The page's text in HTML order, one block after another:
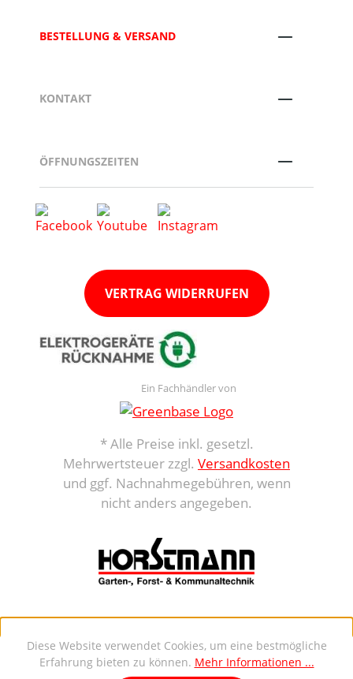
BESTELLUNG & VERSAND
KONTAKT
ÖFFNUNGSZEITEN
VERTRAG WIDERRUFEN
Ein Fachhändler von
* Alle Preise inkl. gesetzl.
Mehrwertsteuer zzgl. Versandkosten
und ggf. Nachnahmegebühren, wenn
nicht anders angegeben.
Diese Website verwendet Cookies, um eine bestmögliche
Erfahrung bieten zu können. Mehr Informationen ...